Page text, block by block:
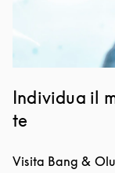
Individua il
te
Visita Bang &